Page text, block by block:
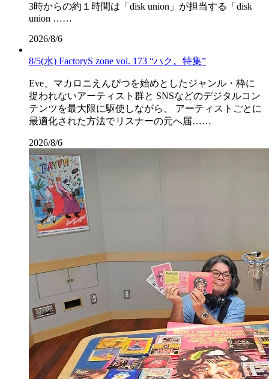
3時からの約１時間は「disk union」が担当する「disk
union ……
2026/8/6
8/5(水) FactoryS zone vol. 173 “ハク。特集”
Eve、マカロニえんぴつを始めとしたジャンル・枠に
捉われないアーティスト群と SNSなどのデジタルコン
テンツを最大限に駆使しながら、 アーティストごとに
最適化された方法でリスナーの元へ届……
2026/8/6